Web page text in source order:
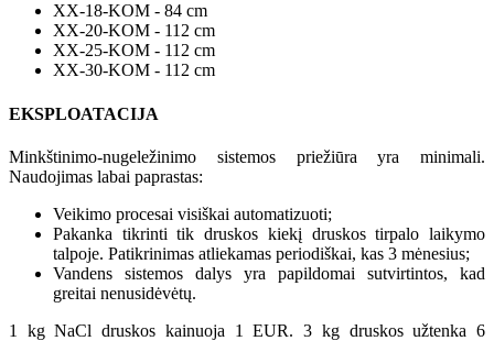
XX-18-KOM - 84 cm
XX-20-KOM - 112 cm
XX-25-KOM - 112 cm
XX-30-KOM - 112 cm
EKSPLOATACIJA
Minkštinimo-nugeležinimo sistemos priežiūra yra minimali.
Naudojimas labai paprastas:
Veikimo procesai visiškai automatizuoti;
Pakanka tikrinti tik druskos kiekį druskos tirpalo laikymo
talpoje. Patikrinimas atliekamas periodiškai, kas 3 mėnesius;
Vandens sistemos dalys yra papildomai sutvirtintos, kad
greitai nenusidėvėtų.
1 kg NaCl druskos kainuoja 1 EUR. 3 kg druskos užtenka 6